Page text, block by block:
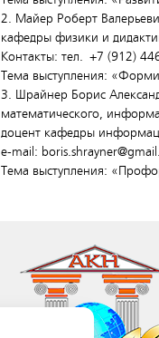
2. Майер Роберт
кафедры физики и
Контакты: тел. +7 (912)
Тема выступления:
3. Шрайнер Борис
математического,
доцент кафедры
e-mail:
Тема выступления: